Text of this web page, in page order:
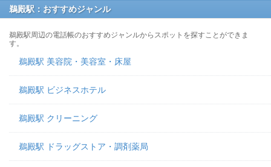
鵜殿駅：おすすめジャンル
鵜殿駅周辺の電話帳のおすすめジャンルからスポットを探すことができま
す。
鵜殿駅 美容院・美容室・床屋
鵜殿駅 ビジネスホテル
鵜殿駅 クリーニング
鵜殿駅 ドラッグストア・調剤薬局